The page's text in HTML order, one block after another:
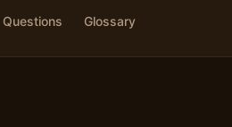
Questions Glossary